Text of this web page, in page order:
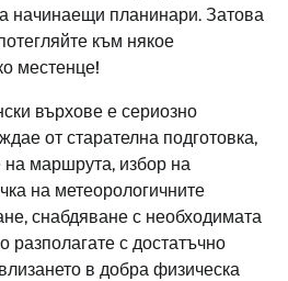
начинаещи планинари. Затова
към някое
местенце!
върхове е сериозно
от старателна подготовка,
маршрута, избор на
на метеорологичните
снабдяване с необходимата
разполагате с достатъчно
влизането в добра физическа